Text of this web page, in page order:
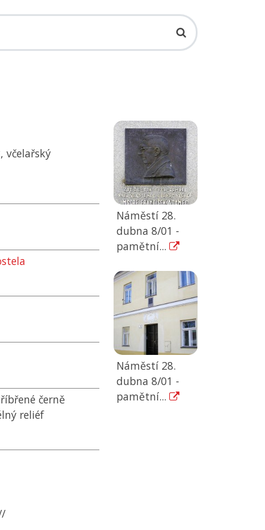
včelařský
černě
reliéf
Náměstí 28.
dubna 8/01 -
pamětní...
Náměstí 28.
dubna 8/01 -
pamětní...